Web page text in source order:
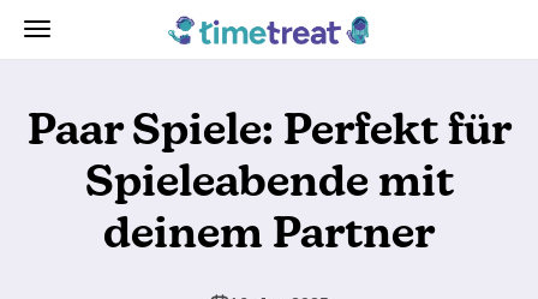
Navigationsmenü öffnen
TimeTreat
Paar Spiele: Perfekt für
Spieleabende mit
deinem Partner